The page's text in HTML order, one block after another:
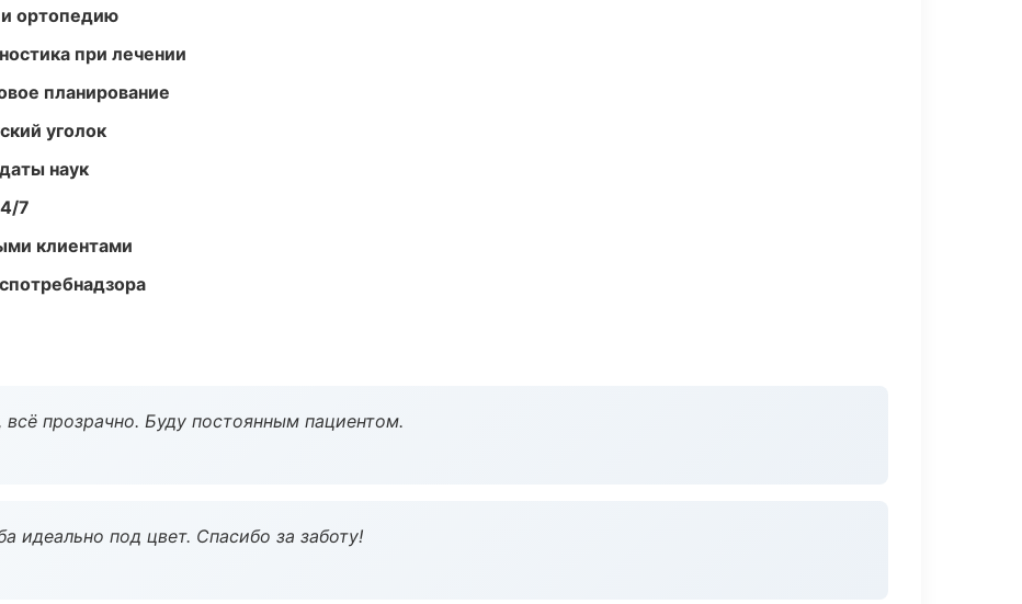
и ортопедию
при лечении
планирование
уголок
наук
7
клиентами
прозрачно. Буду постоянным пациентом.
идеально под цвет. Спасибо за заботу!